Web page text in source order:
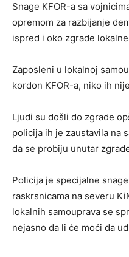
Snage KFOR-a sa
opremom za razbijanje
ispred i oko zgrade
Zaposleni u lokalnoj
kordon KFOR-a, niko ih
Ljudi su došli do zgrade
policija ih je zaustavila na
da se probiju unutar
Policija je specijalne
raskrsnicama na severu
lokalnih samouprava se
nejasno da li će moći da